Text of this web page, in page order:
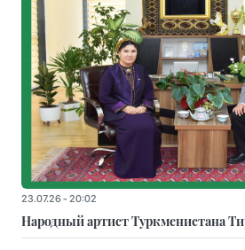
23.07.26 - 20:02
Народный артист Туркменистана